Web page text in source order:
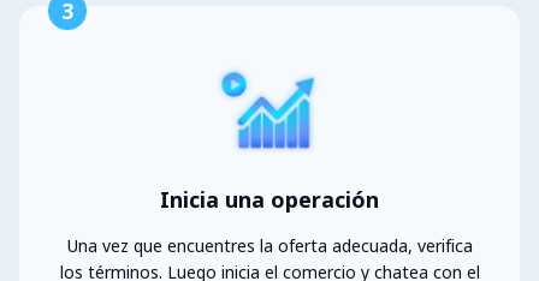
3
Inicia una operación
Una vez que encuentres la oferta adecuada, verifica
los términos. Luego inicia el comercio y chatea con el